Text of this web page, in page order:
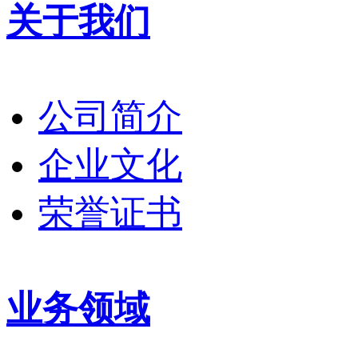
关于我们
公司简介
企业文化
荣誉证书
业务领域